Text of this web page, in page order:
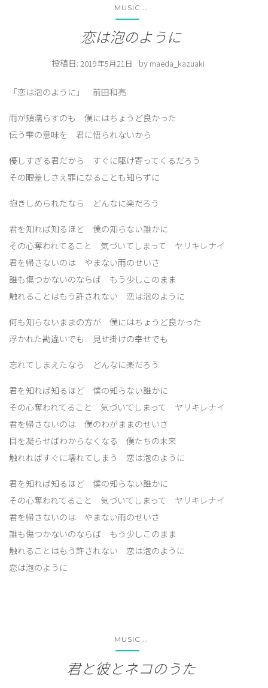
MUSIC ...
恋は泡のように
投稿日: 2019年5月21日 by maeda_kazuaki
「恋は泡のように」 前田和亮
雨が頬濡らすのも 僕にはちょうど良かった
伝う雫の意味を 君に悟られないから
優しすぎる君だから すぐに駆け寄ってくるだろう
その眼差しさえ罪になることも知らずに
抱きしめられたなら どんなに楽だろう
君を知れば知るほど 僕の知らない誰かに
その心奪われてること 気づいてしまって ヤリキレナイ
君を帰さないのは やまない雨のせいさ
誰も傷つかないのならば もう少しこのまま
触れることはもう許されない 恋は泡のように
何も知らないままの方が 僕にはちょうど良かった
浮かれた勘違いでも 見せ掛けの幸せでも
忘れてしまえたなら どんなに楽だろう
君を知れば知るほど 僕の知らない誰かに
その心奪われてること 気づいてしまって ヤリキレナイ
君を帰さないのは 僕のわがままのせいさ
目を凝らせばわからなくなる 僕たちの未来
触れればすぐに壊れてしまう 恋は泡のように
君を知れば知るほど 僕の知らない誰かに
その心奪われてること 気づいてしまって ヤリキレナイ
君を帰さないのは やまない雨のせいさ
誰も傷つかないのならば もう少しこのまま
触れることはもう許されない 恋は泡のように
恋は泡のように
MUSIC ...
君と彼とネコのうた